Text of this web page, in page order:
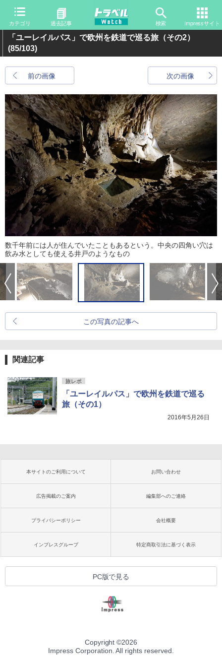
カテゴリ 過去記事 検索 Impressサイト
「ユーレイルパス」で欧州を鉄道で巡る旅（その2）
(85/103)
前の画像 次の画像
数千年前には人が住んでいたこともあるという。中央の四角い穴は
飲み水としても使える井戸のようなもの
この写真の記事へ
関連記事
旅レポ
「ユーレイルパス」で欧州を鉄道で巡る
旅（その1）
2016年5月26日
本サイトのご利用について お問い合わせ
広告掲載のご案内 編集部へのご連絡
プライバシーポリシー 会社概要
インプレスグループ 特定商取引法に基づく表示
PC版で見る
Copyright ©2026
Impress Corporation. All rights reserved.